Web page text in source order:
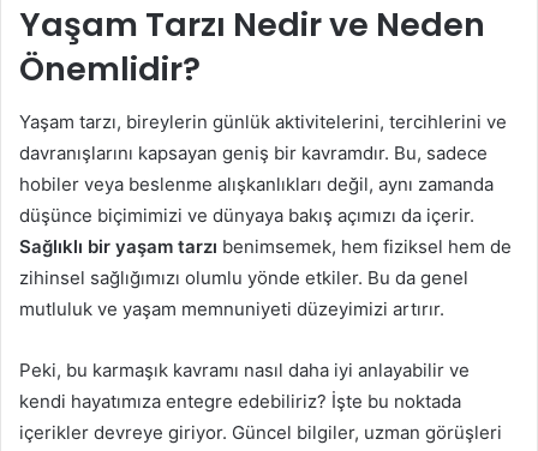
Yaşam Tarzı Nedir ve Neden
Önemlidir?
Yaşam tarzı, bireylerin günlük aktivitelerini, tercihlerini ve
davranışlarını kapsayan geniş bir kavramdır. Bu, sadece
hobiler veya beslenme alışkanlıkları değil, aynı zamanda
düşünce biçimimizi ve dünyaya bakış açımızı da içerir.
Sağlıklı bir yaşam tarzı benimsemek, hem fiziksel hem de
zihinsel sağlığımızı olumlu yönde etkiler. Bu da genel
mutluluk ve yaşam memnuniyeti düzeyimizi artırır.
Peki, bu karmaşık kavramı nasıl daha iyi anlayabilir ve
kendi hayatımıza entegre edebiliriz? İşte bu noktada
içerikler devreye giriyor. Güncel bilgiler, uzman görüşleri